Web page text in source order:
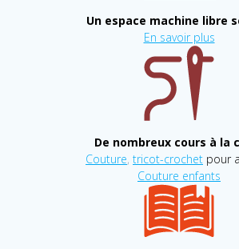
Un espace machine libre
En savoir plus
De nombreux cours à la
Couture, tricot-crochet pour
Couture enfants